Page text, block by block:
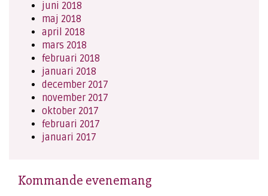
juni 2018
maj 2018
april 2018
mars 2018
februari 2018
januari 2018
december 2017
november 2017
oktober 2017
februari 2017
januari 2017
Kommande evenemang